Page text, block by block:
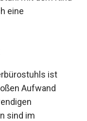
eine
ist
Aufwand
sind im